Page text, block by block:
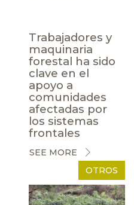
Trabajadores y
maquinaria
forestal ha sido
clave en el
apoyo a
comunidades
afectadas por
los sistemas
frontales
SEE MORE
OTROS